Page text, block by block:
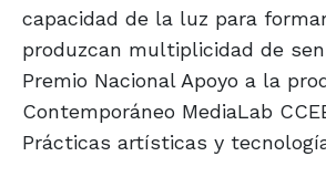
capacidad de la luz para
produzcan multiplicidad de
Premio Nacional Apoyo a la
Contemporáneo MediaLab
Prácticas artísticas y